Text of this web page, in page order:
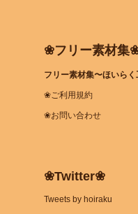
❀フリー素材集
フリー素材集〜ほいらく
❀ご利用規約
❀お問い合わせ
❀Twitter❀
Tweets by hoiraku